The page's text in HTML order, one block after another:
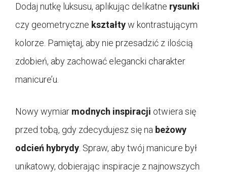
Dodaj nutkę luksusu, aplikując delikatne rysunki
czy geometryczne kształtyw kontrastującym
kolorze. Pamiętaj, aby nie przesadzić z ilością
zdobień, aby zachować elegancki charakter
manicure’u.
Nowy wymiar modnych inspiracji otwiera się
przed tobą, gdy zdecydujesz się na beżowy
odcień hybrydy . Spraw, aby twój manicure był
unikatowy, dobierając inspiracje z najnowszych